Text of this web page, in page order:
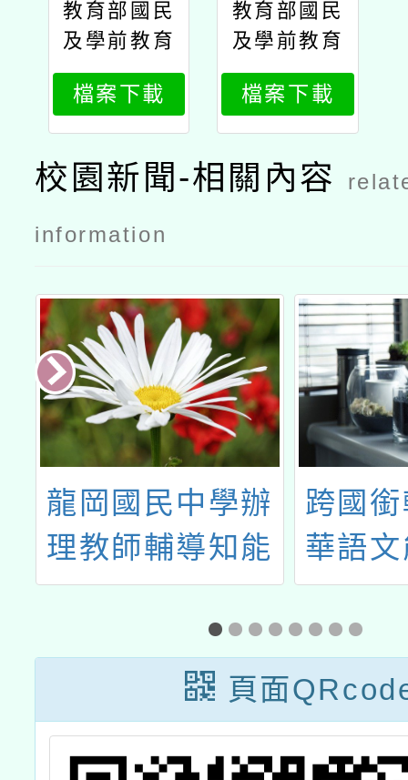
教育部國民
及學前教育
署委請國立
東華大學辦
理「十二年
課綱原住民
族教育議題
教學設計工
制度（臺中
場）」公文
檔案下載
教育部國民
及學前教育
署委請國立
東華大學辦
理「十二年
課綱原住民
族教育議題
制度（臺中
場）」實施
計畫
檔案下載
校園新聞-相關內容
information
龍岡國民中學辦
理教師輔導知能
研習「班級經營
與壓力管理延 伸
活動工作坊」
跨國
華語
測
頁面